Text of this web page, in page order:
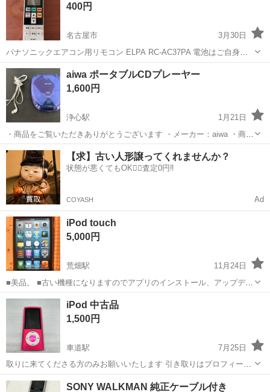
400円
名古屋市
3月30日
パナソニックエアコン用リモコン ELPA RC-AC37PA 電池はご自身で
ご用意ください
愛知 名古屋市 ポータブルプレーヤー パナソニック
aiwa ポータブルCDプレーヤー
1,600円
浄心駅
1月21日
・商品をご覧いただきありがとうございます ・メーカー：aiwa ・商品
名：ポータブルCDプレーヤー ・型番：XP-V320 ・商品の状態：やや
キズや汚れがある ・製造年：2001年 ・CD-R/RWの再生にも対応する
ポータ...
愛知 名古屋市 浄心駅 ポータブルプレーヤー
【求】古い人形譲ってくれませんか？
状態が悪くてもOK🙆‍♀️査定0円‼️
COYASH Ad
iPod touch
5,000円
荒畑駅
11月24日
■美品。 ■古い機種になりますのでアプリのインストール、アップデー
トは不可となります。 メール送受信、インターネット閲覧、音楽プレ
イヤーとしてご使用ください。 ■充電はライトニングではなく、ドッ
クコネクターとなります。 ■お...
愛知 名古屋市 荒畑駅
iPod touch
iPod 中古品
1,500円
車道駅
7月25日
取りに来てくださる方のみお願いいたします 引き取りはプロフィール
確認お願いします 使い方忘れたのでわかりません ご自身でご確認くだ
さい 作動することは充電器に繋いで確認済み
愛知 名古屋市 ポータブルプレーヤー iPod
SONY WALKMAN 純正ケーブル付き